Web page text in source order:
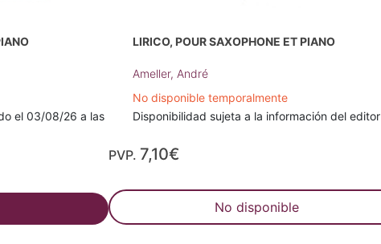
el 03/08/26 a las
LIRICO, POUR SAXOPHONE ET PIANO
Ameller, André
No disponible temporalmente
Disponibilidad sujeta a la información del editor
PVP. 7,10€
No disponible